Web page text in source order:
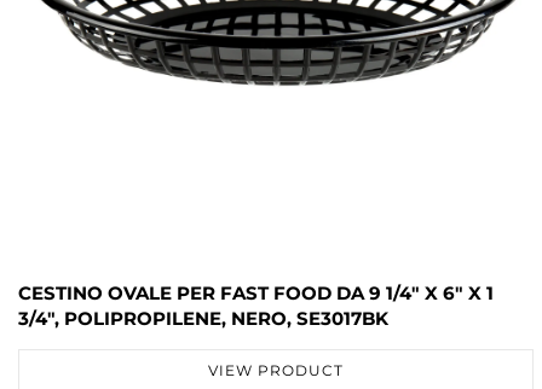
CESTINO OVALE PER FAST FOOD DA 9 1/4" X 6" X 1
3/4", POLIPROPILENE, NERO, SE3017BK
VIEW PRODUCT